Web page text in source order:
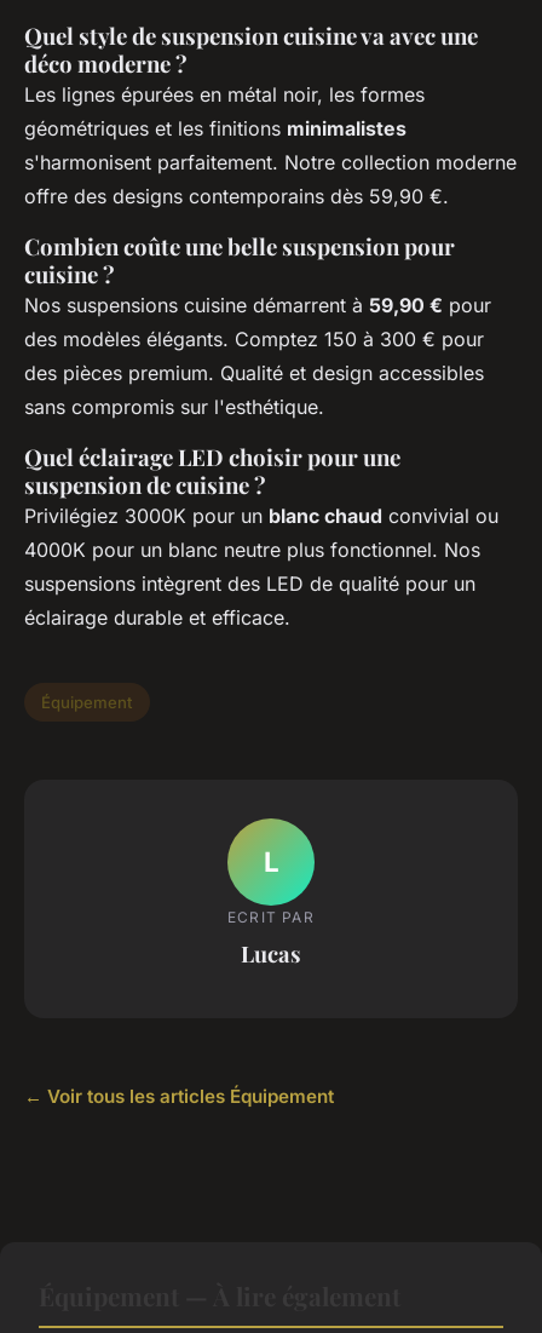
Quel style de suspension cuisine va avec une
déco moderne ?
Les lignes épurées en métal noir, les formes
géométriques et les finitions minimalistes
s'harmonisent parfaitement. Notre collection moderne
offre des designs contemporains dès 59,90 €.
Combien coûte une belle suspension pour
cuisine ?
Nos suspensions cuisine démarrent à 59,90 € pour
des modèles élégants. Comptez 150 à 300 € pour
des pièces premium. Qualité et design accessibles
sans compromis sur l'esthétique.
Quel éclairage LED choisir pour une
suspension de cuisine ?
Privilégiez 3000K pour un blanc chaud convivial ou
4000K pour un blanc neutre plus fonctionnel. Nos
suspensions intègrent des LED de qualité pour un
éclairage durable et efficace.
Équipement
L
ECRIT PAR
Lucas
← Voir tous les articles Équipement